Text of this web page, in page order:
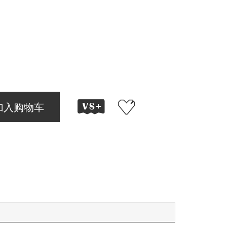
入购物车